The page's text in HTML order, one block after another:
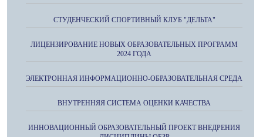
СТУДЕНЧЕСКИЙ СПОРТИВНЫЙ КЛУБ "ДЕЛЬТА"
ЛИЦЕНЗИРОВАНИЕ НОВЫХ ОБРАЗОВАТЕЛЬНЫХ ПРОГРАММ
2024 ГОДА
ЭЛЕКТРОННАЯ ИНФОРМАЦИОННО-ОБРАЗОВАТЕЛЬНАЯ СРЕДА
ВНУТРЕННЯЯ СИСТЕМА ОЦЕНКИ КАЧЕСТВА
ИННОВАЦИОННЫЙ ОБРАЗОВАТЕЛЬНЫЙ ПРОЕКТ ВНЕДРЕНИЯ